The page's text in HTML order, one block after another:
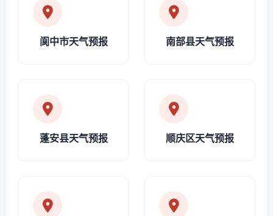
阆中市天气预报 南部县天气预报
蓬安县天气预报 顺庆区天气预报